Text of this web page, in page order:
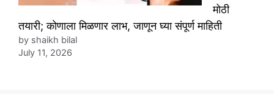
मोठी
तयारी; कोणाला मिळणार लाभ, जाणून घ्या संपूर्ण माहिती
by shaikh bilal
July 11, 2026